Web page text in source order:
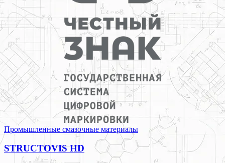
Промышленные смазочные материалы
STRUCTOVIS HD